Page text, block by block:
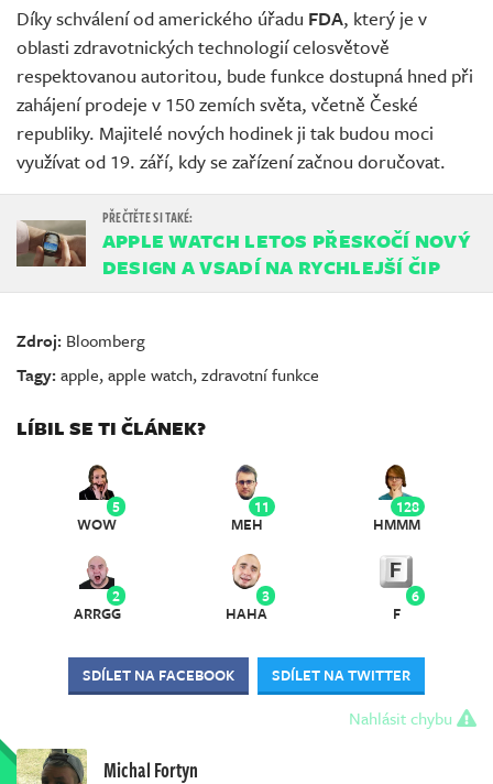
Díky schválení od amerického úřadu FDA, který je v
oblasti zdravotnických technologií celosvětově
respektovanou autoritou, bude funkce dostupná hned při
zahájení prodeje v 150 zemích světa, včetně České
republiky. Majitelé nových hodinek ji tak budou moci
využívat od 19. září, kdy se zařízení začnou doručovat.
APPLE WATCH LETOS PŘESKOČÍ NOVÝ
DESIGN A VSADÍ NA RYCHLEJŠÍ ČIP
Zdroj: Bloomberg
Tagy:apple,apple watch,zdravotní funkce
LÍBIL SE TI ČLÁNEK?
5
WOW
11
MEH
128
HMMM
2
ARRGG
3
HAHA
6
F
SDÍLET NA FACEBOOK SDÍLET NA TWITTER
Nahlásit chybu
Michal Fortyn